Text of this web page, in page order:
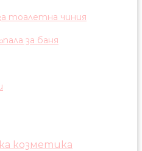
тоалетна чиния
за баня
козметика